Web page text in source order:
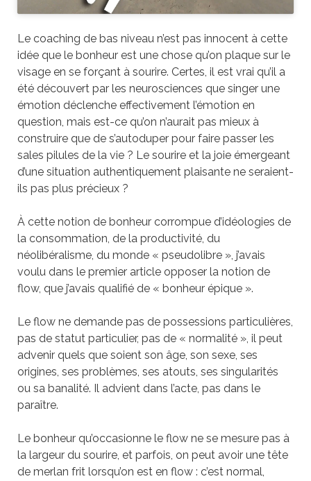
Le coaching de bas niveau n’est pas innocent à cette
idée que le bonheur est une chose qu’on plaque sur le
visage en se forçant à sourire. Certes, il est vrai qu’il a
été découvert par les neurosciences que singer une
émotion déclenche effectivement l’émotion en
question, mais est-ce qu’on n’aurait pas mieux à
construire que de s’autoduper pour faire passer les
sales pilules de la vie ? Le sourire et la joie émergeant
d’une situation authentiquement plaisante ne seraient-
ils pas plus précieux ?
À cette notion de bonheur corrompue d’idéologies de
la consommation, de la productivité, du
néolibéralisme, du monde « pseudolibre », j’avais
voulu dans le premier article opposer la notion de
flow, que j’avais qualifié de « bonheur épique ».
Le flow ne demande pas de possessions particulières,
pas de statut particulier, pas de « normalité », il peut
advenir quels que soient son âge, son sexe, ses
origines, ses problèmes, ses atouts, ses singularités
ou sa banalité. Il advient dans l’acte, pas dans le
paraître.
Le bonheur qu’occasionne le flow ne se mesure pas à
la largeur du sourire, et parfois, on peut avoir une tête
de merlan frit lorsqu’on est en flow : c’est normal,